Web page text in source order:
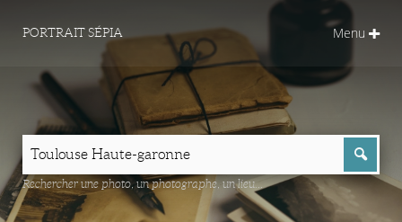
PORTRAIT SÉPIA Menu
Rechercher une photo, un photographe, un lieu...